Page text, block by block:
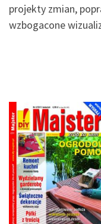
projekty zmian,
wzbogacone